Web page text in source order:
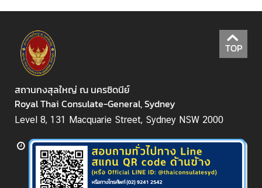
ป
ะ
ก
า
ศ
เ
ล
TOP
สถานกงสุลใหญ่ ณ นครซิดนีย์
Royal Thai Consulate-General, Sydney
Level 8, 131 Macquarie Street, Sydney NSW 2000